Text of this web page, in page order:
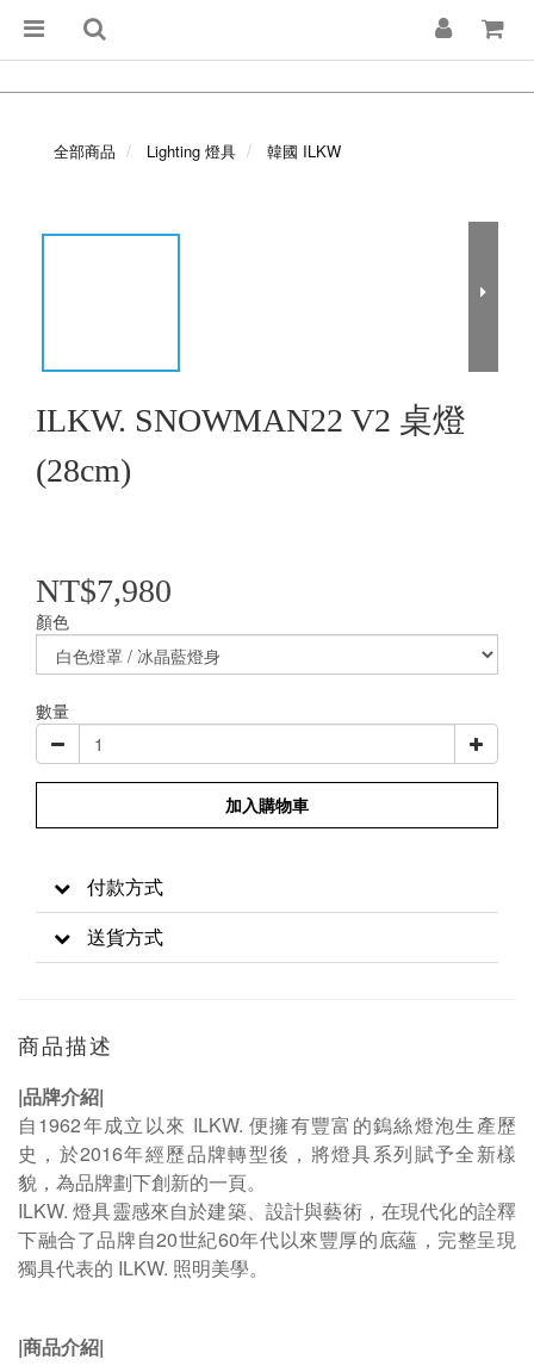
全部商品 Lighting 燈具 韓國 ILKW
ILKW. SNOWMAN22 V2 桌燈
(28cm)
NT$7,980
顏色
數量
加入購物車
付款方式
送貨方式
商品描述
|品牌介紹|
自1962年成立以來 ILKW. 便擁有豐富的鎢絲燈泡生產歷
史，於2016年經歷品牌轉型後，將燈具系列賦予全新樣
貌，為品牌劃下創新的一頁。
ILKW. 燈具靈感來自於建築、設計與藝術，在現代化的詮釋
下融合了品牌自20世紀60年代以來豐厚的底蘊，完整呈現
獨具代表的 ILKW. 照明美學。
|商品介紹|